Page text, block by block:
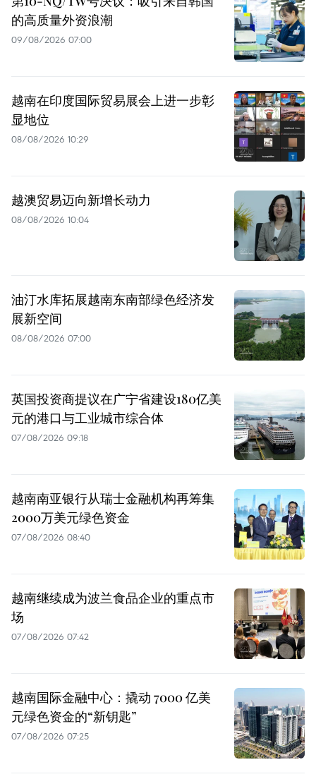
的高质量外资浪潮
09/08/2026 07:00
越南在印度国际贸易展会上进一步彰
显地位
08/08/2026 10:29
越澳贸易迈向新增长动力
08/08/2026 10:04
油汀水库拓展越南东南部绿色经济发
展新空间
08/08/2026 07:00
英国投资商提议在广宁省建设180亿美
元的港口与工业城市综合体
07/08/2026 09:18
越南南亚银行从瑞士金融机构再筹集
2000万美元绿色资金
07/08/2026 08:40
越南继续成为波兰食品企业的重点市
场
07/08/2026 07:42
越南国际金融中心：撬动 7000 亿美
元绿色资金的“新钥匙”
07/08/2026 07:25